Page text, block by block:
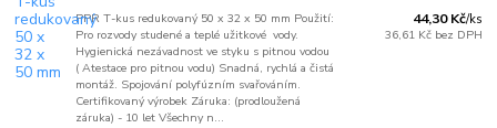
PPR T-kus redukovaný 50 x 32 x 50 mm Použití:
Pro rozvody studené a teplé užitkové vody.
Hygienická nezávadnost ve styku s pitnou vodou
( Atestace pro pitnou vodu) Snadná, rychlá a čistá
montáž. Spojování polyfúzním svařováním.
Certifikovaný výrobek Záruka: (prodloužená
záruka) - 10 let Všechny n...
44,30 Kč/ks
36,61 Kč bez DPH